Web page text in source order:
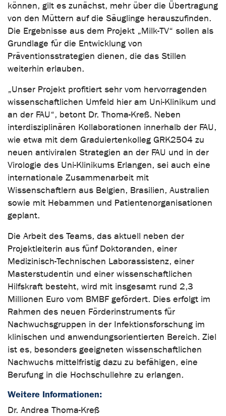
können, gilt es zunächst, mehr über die Übertragung
von den Müttern auf die Säuglinge herauszufinden.
Die Ergebnisse aus dem Projekt „Milk-TV“ sollen als
Grundlage für die Entwicklung von
Präventionsstrategien dienen, die das Stillen
weiterhin erlauben.
„Unser Projekt profitiert sehr vom hervorragenden
wissenschaftlichen Umfeld hier am Uni-Klinikum und
an der FAU“, betont Dr. Thoma-Kreß. Neben
interdisziplinären Kollaborationen innerhalb der FAU,
wie etwa mit dem Graduiertenkolleg GRK2504 zu
neuen antiviralen Strategien an der FAU und in der
Virologie des Uni-Klinikums Erlangen, sei auch eine
internationale Zusammenarbeit mit
Wissenschaftlern aus Belgien, Brasilien, Australien
sowie mit Hebammen und Patientenorganisationen
geplant.
Die Arbeit des Teams, das aktuell neben der
Projektleiterin aus fünf Doktoranden, einer
Medizinisch-Technischen Laborassistenz, einer
Masterstudentin und einer wissenschaftlichen
Hilfskraft besteht, wird mit insgesamt rund 2,3
Millionen Euro vom BMBF gefördert. Dies erfolgt im
Rahmen des neuen Förderinstruments für
Nachwuchsgruppen in der Infektionsforschung im
klinischen und anwendungsorientierten Bereich. Ziel
ist es, besonders geeigneten wissenschaftlichen
Nachwuchs mittelfristig dazu zu befähigen, eine
Berufung in die Hochschullehre zu erlangen.
Weitere Informationen:
Dr. Andrea Thoma-Kreß